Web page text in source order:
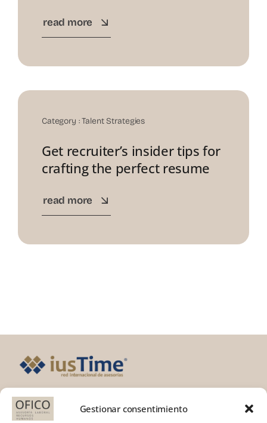
Gestionar consentimiento
read more
Category :Talent Strategies
Get recruiter’s insider tips for
crafting the perfect resume
read more
DÓNDE ESTAMOS: